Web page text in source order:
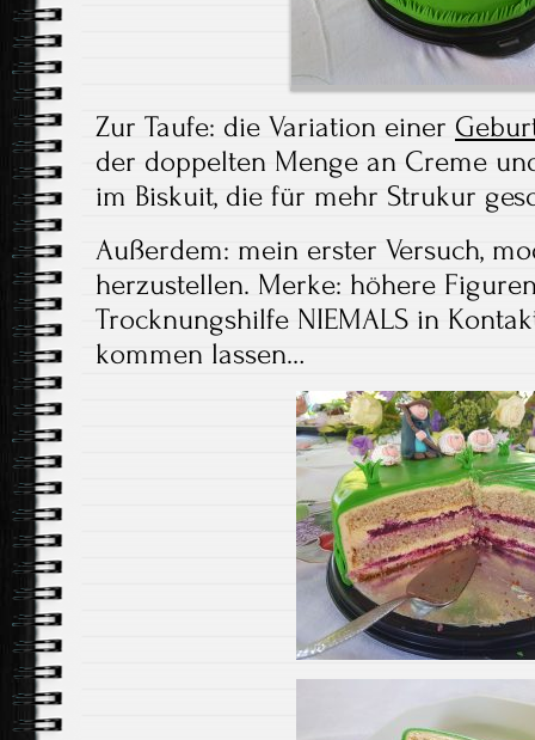
Zur Taufe: die Variation einer
der doppelten Menge an Creme
im Biskuit, die für mehr Strukur
Außerdem: mein erster Versuch,
herzustellen. Merke: höhere
Trocknungshilfe NIEMALS in
kommen lassen…